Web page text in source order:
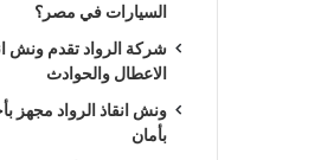
السيارات في مصر؟
شركة الرواد تقدم ونش
الاعطال والحوادث
ونش انقاذ الرواد مجهز
بأمان